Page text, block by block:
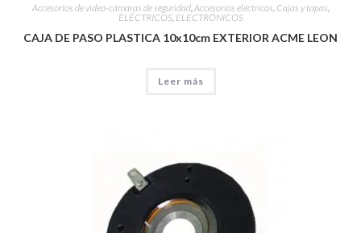
Accesorios de video-cámaras de seguridad, Accesorios eléctricos Cajas y tapas
ELÉCTRICOS, ELECTRÓNICOS
CAJA DE PASO PLASTICA 10x10cm EXTERIOR ACME LEON
Leer más